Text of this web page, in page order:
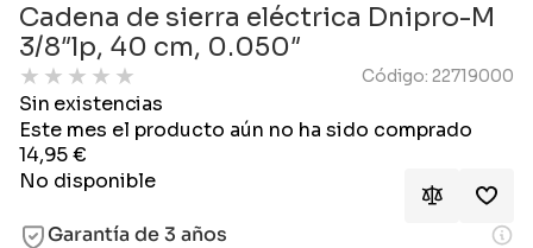
Cadena de sierra eléctrica Dnipro-M
3/8″lp, 40 cm, 0.050″
★ ★ ★ ★ ★ Código: 22719000
Sin existencias
Este mes el producto aún no ha sido comprado
14,95€
No disponible
Garantía de 3 años